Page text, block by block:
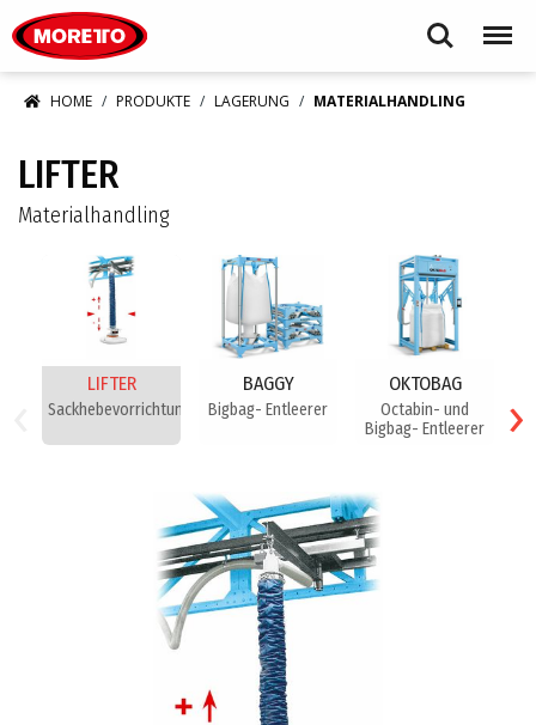
Search Menu
HOME PRODUKTE LAGERUNG MATERIALHANDLING
LIFTER
Materialhandling
LIFTER
Sackhebevorrichtung
BAGGY
Bigbag- Entleerer
OKTOBAG
Octabin- und
Bigbag- Entleerer
›